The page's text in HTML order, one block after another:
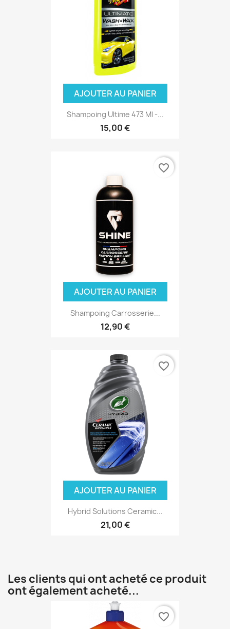
AJOUTER AU PANIER
Shampoing Ultime 473 Ml -...
15,00 €
AJOUTER AU PANIER
Shampoing Carrosserie...
12,90 €
favorite_border
AJOUTER AU PANIER
Hybrid Solutions Ceramic...
21,00 €
favorite_border
Les clients qui ont acheté ce produit
ont également acheté...
favorite_border